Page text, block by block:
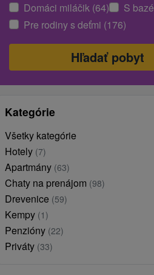
Domáci miláčik (64)
S
Pre rodiny s deťmi (176)
Kategórie
Všetky kategórie
Hotely (7)
Apartmány (63)
Chaty na prenájom (98)
Drevenice (59)
Kempy (1)
Penzióny (22)
Priváty (33)